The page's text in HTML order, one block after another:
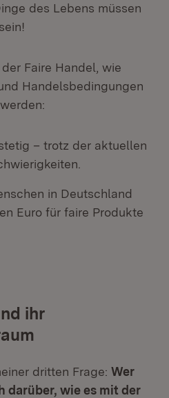
des Lebens müssen
Faire Handel, wie
Handelsbedingungen
– trotz der aktuellen
in Deutschland
Euro für faire Produkte
ihr
dritten Frage: Wer
wie es mit der